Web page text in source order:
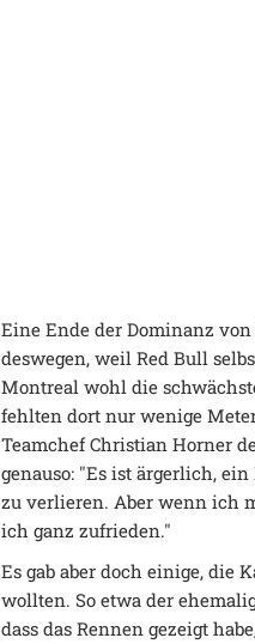
Eine Ende der Dominanz
deswegen, weil Red Bull
Montreal wohl die
fehlten dort nur wenige
Teamchef Christian Horner
genauso: "Es ist ärgerlich,
zu verlieren. Aber wenn ich
ich ganz zufrieden."
Es gab aber doch einige, die
wollten. So etwa der
dass das Rennen gezeigt